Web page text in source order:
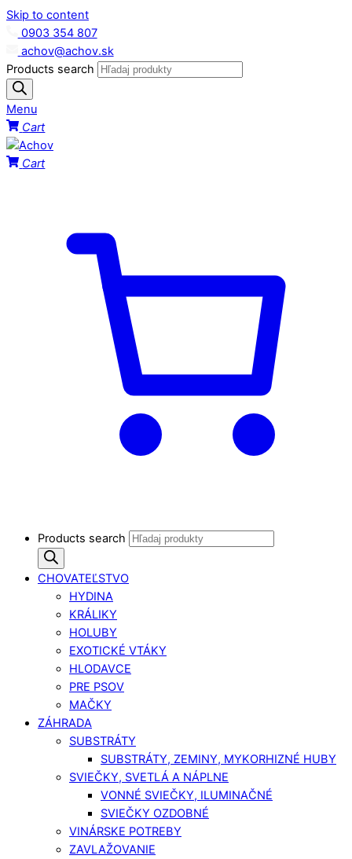
Skip to content
0903 354 807
achov@achov.sk
Products search
Menu
Cart
Cart
Products search
CHOVATEĽSTVO
HYDINA
KRÁLIKY
HOLUBY
EXOTICKÉ VTÁKY
HLODAVCE
PRE PSOV
MAČKY
ZÁHRADA
SUBSTRÁTY
SUBSTRÁTY, ZEMINY, MYKORHIZNÉ HUBY
SVIEČKY, SVETLÁ A NÁPLNE
VONNÉ SVIEČKY, ILUMINAČNÉ
SVIEČKY OZDOBNÉ
VINÁRSKE POTREBY
ZAVLAŽOVANIE